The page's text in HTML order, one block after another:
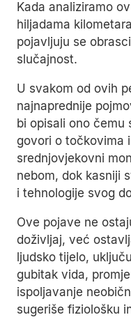
Kada analiziramo
hiljadama
pojavljuju se
slučajnost.
U svakom od ovih
najnaprednije
bi opisali ono čemu
govori o točkovima
srednjovjekovni
nebom, dok kasniji
i tehnologije svog
Ove pojave ne
doživljaj, već
ljudsko tijelo,
gubitak vida,
ispoljavanje
sugeriše fiziološku